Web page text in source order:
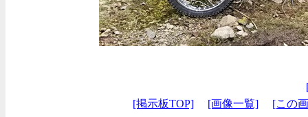
[掲示板TOP]
[画像一覧] [この